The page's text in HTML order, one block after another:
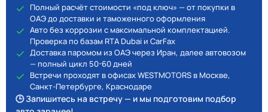
Полный расчёт стоимости «под ключ» — от покупки в
ОАЭ до доставки и таможенного оформления
Авто без коррозии с максимальной комплектацией.
Проверка по базам RTA Dubai и CarFax
Доставка паромом из ОАЭ через Иран, далее автовозом
— полный цикл 50-60 дней
Встречи проходят в офисах WESTMOTORS в Москве,
Санкт-Петербурге, Краснодаре
🕒 Запишитесь на встречу — и мы подготовим подбор